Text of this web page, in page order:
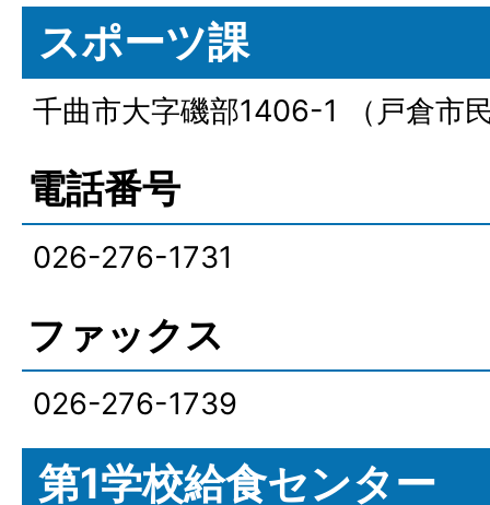
スポーツ課
千曲市大字磯部1406-1 （戸倉市
電話番号
026-276-1731
ファックス
026-276-1739
第1学校給食センター